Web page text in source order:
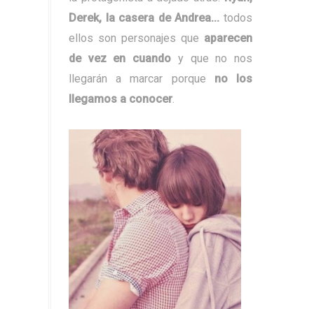
Derek, la casera de Andrea... todos
ellos son personajes que aparecen
de vez en cuando y que no nos
llegarán a marcar porque no los
llegamos a conocer.